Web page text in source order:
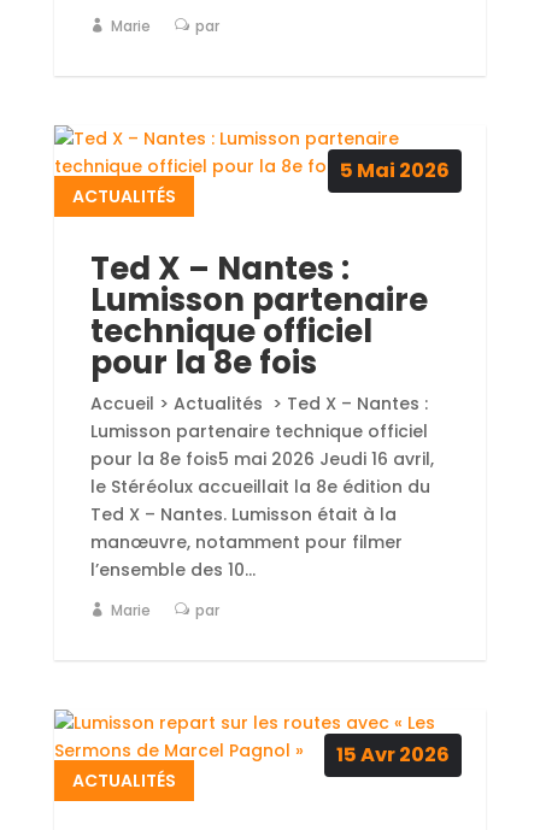
Marie par
Ted X – Nantes :
Lumisson partenaire
technique officiel
pour la 8e fois
ACTUALITÉS
Accueil > Actualités > Ted X – Nantes :
Lumisson partenaire technique officiel
pour la 8e fois5 mai 2026 Jeudi 16 avril,
le Stéréolux accueillait la 8e édition du
Ted X – Nantes. Lumisson était à la
manœuvre, notamment pour filmer
l’ensemble des 10...
Marie par
5 Mai 2026
ACTUALITÉS
15Avr2026